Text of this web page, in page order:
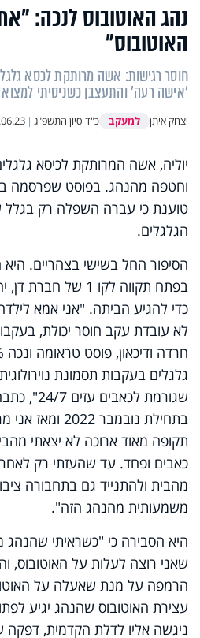
נהג האוטובוס לנכה:
האוטובוס"
חוסר רגישות: אשה מרותקת לכסא
'אישה רעה' והתעצבן כשניסיתי למצוא
יצחק איתן למעקב כ"ד סיון התשפ"ג |
יוליה, אשה המרותקת לכיסא
וחטפה מהנהג. בפוסט שפרסמה
טוענת כי עברה השפלה רק בגלל
הגלגלים.
הסיפור החל בשישי בצהריים.
בפתח תקווה לקו 1
לא עובדת עקב חוסר יכולת,
בתחילת נובמבר
תקופה מאוד ארוכה לא יצאתי
כאבים ופחד. עד שהעזתי רק
מהבית ולהתנייד גם בתחבורה
משמעותית מהנהג הזה".
היא הסבירה כי "כשראיתי שהנהג
שאני רוצה לעלות על האוטובוס,
הרמפה על מנת שאעלה על
עצירת האוטובוס שהנהג יגיע
ניגשה אליו לדלת הקדמית, דפקה